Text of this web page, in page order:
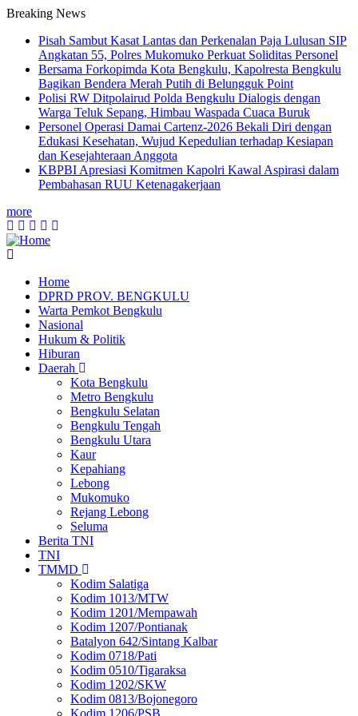
Breaking News
Pisah Sambut Kasat Lantas dan Perkenalan Paja Lulusan SIP
Angkatan 55, Polres Mukomuko Perkuat Soliditas Personel
Bersama Forkopimda Kota Bengkulu, Kapolresta Bengkulu
Bagikan Bendera Merah Putih di Belungguk Point
Polisi RW Ditpolairud Polda Bengkulu Dialogis dengan
Warga Teluk Sepang, Himbau Waspada Cuaca Buruk
Personel Operasi Damai Cartenz-2026 Bekali Diri dengan
Edukasi Kesehatan, Wujud Kepedulian terhadap Kesiapan
dan Kesejahteraan Anggota
KBPBI Apresiasi Komitmen Kapolri Kawal Aspirasi dalam
Pembahasan RUU Ketenagakerjaan
more
Main
navigation
Home
DPRD PROV. BENGKULU
Warta Pemkot Bengkulu
Nasional
Hukum & Politik
Hiburan
Daerah
Kota Bengkulu
Metro Bengkulu
Bengkulu Selatan
Bengkulu Tengah
Bengkulu Utara
Kaur
Kepahiang
Lebong
Mukomuko
Rejang Lebong
Seluma
Berita TNI
TNI
TMMD
Kodim Salatiga
Kodim 1013/MTW
Kodim 1201/Mempawah
Kodim 1207/Pontianak
Batalyon 642/Sintang Kalbar
Kodim 0718/Pati
Kodim 0510/Tigaraksa
Kodim 1202/SKW
Kodim 0813/Bojonegoro
Kodim 1206/PSB